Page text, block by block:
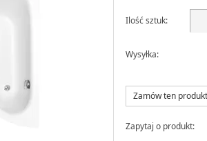
Ilość sztuk:
Wysyłka:
Zamów ten
Zapytaj o produkt: